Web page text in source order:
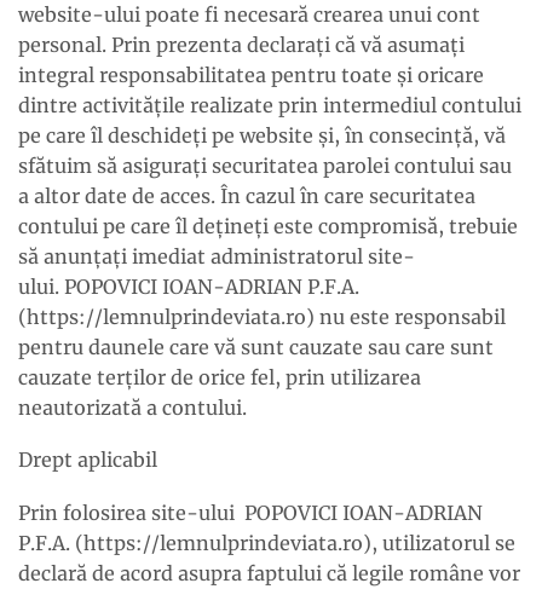
website-ului poate fi necesară crearea unui cont
personal. Prin prezenta declaraţi că vă asumaţi
integral responsabilitatea pentru toate şi oricare
dintre activităţile realizate prin intermediul contului
pe care îl deschideţi pe website şi, în consecinţă, vă
sfătuim să asiguraţi securitatea parolei contului sau
a altor date de acces. În cazul în care securitatea
contului pe care îl deţineţi este compromisă, trebuie
să anunţaţi imediat administratorul site-
ului. POPOVICI IOAN-ADRIAN P.F.A.
(https://lemnulprindeviata.ro) nu este responsabil
pentru daunele care vă sunt cauzate sau care sunt
cauzate terţilor de orice fel, prin utilizarea
neautorizată a contului.
Drept aplicabil
Prin folosirea site-ului POPOVICI IOAN-ADRIAN
P.F.A. (https://lemnulprindeviata.ro), utilizatorul se
declară de acord asupra faptului că legile române vor